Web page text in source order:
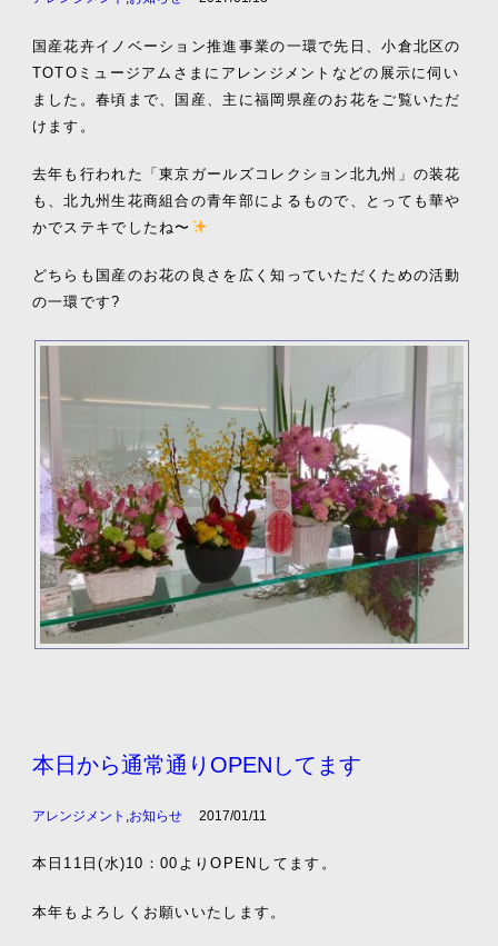
国産花卉イノベーション推進事業の一環で先日、小倉北区の
TOTOミュージアムさまにアレンジメントなどの展示に伺い
ました。春頃まで、国産、主に福岡県産のお花をご覧いただ
けます。
去年も行われた「東京ガールズコレクション北九州」の装花
も、北九州生花商組合の青年部によるもので、とっても華や
かでステキでしたね〜
どちらも国産のお花の良さを広く知っていただくための活動
の一環です?
本日から通常通りOPENしてます
アレンジメント お知らせ 2017/01/11
本日11日(水)10：00よりOPENしてます。
本年もよろしくお願いいたします。